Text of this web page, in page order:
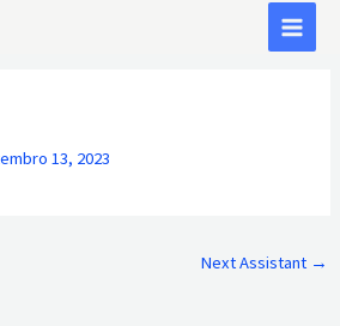
13, 2023
Next Assistant →